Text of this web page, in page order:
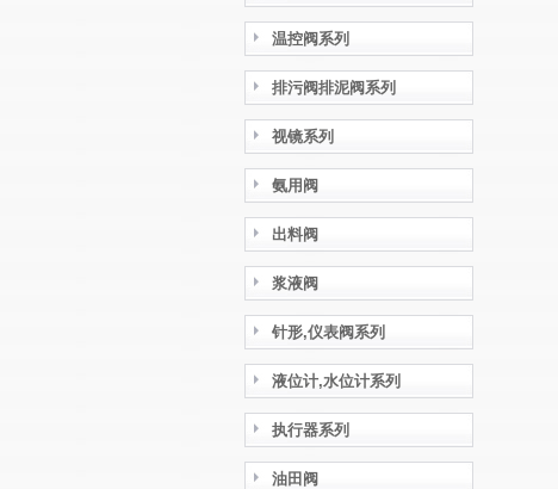
温控阀系列
排污阀排泥阀系列
视镜系列
氨用阀
出料阀
浆液阀
针形,仪表阀系列
液位计,水位计系列
执行器系列
油田阀